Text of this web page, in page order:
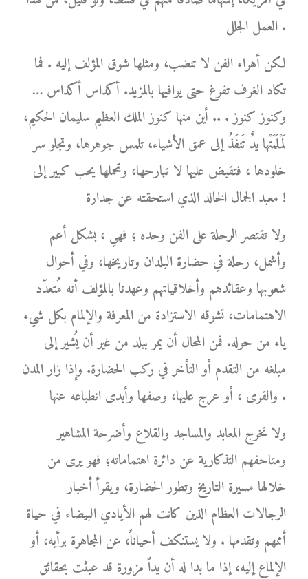
العمل الجلل .
لكن أهراء الفن لا تنضب، ومثلها شوق المؤلف إليه . فما
تكاد الغرف تفرغ حتى يوافيها بالمزيد. أكداس أكداس …
وكنوز كنوز . .. أين منها كنوز الملك العظيم سليمان الحكيم،
لَمْلَمَتْها يدٌ تَنفَذُ إلى عمق الأشياء، تلمس جوهرها، وتجلو سر
خلودها ، فتقبض عليها لا تبارحها، وتحملها يحب كبير إلى
معبد الجمال الخالد الذي استحقته عن جدارة !
ولا تقتصر الرحلة على الفن وحده ؛ فهي ، بشكل أعم
وأشمل، رحلة في حضارة البلدان وتاريخها، وفي أحوال
شعوبها وعقائدهم وأخلاقياتهم وعهدنا بالمؤلف أنه مُتعدّد
الاهتمامات، تشوقه الاستزادة من المعرفة والإلمام بكل شيء
ياء من حوله. فمن المحال أن يمر ببلد من غير أن يُشير إلى
مبلغه من التقدم أو التأخر في ركب الحضارة. وإذا زار المدن
والقرى ، أو عرج عليها، وصفها وأبدى انطباعه عنها .
ولا تخرج المعابد والمساجد والقلاع وأضرحة المشاهير
ومتاحفهم التذكارية عن دائرة اهتماماته؛ فهو يرى من
خلالها مسيرة التاريخ وتطور الحضارة، ويقرأ أخبار
الرجالات العظام الذين كانت لهم الأيادي البيضاء في حياة
أممهم وتقدمها . ولا يستنكف أحياناً، عن المجاهرة برأيه، أو
الإلماع إليه، إذا ما بدا له أن يداً مزورة قد عبثت بحقائق